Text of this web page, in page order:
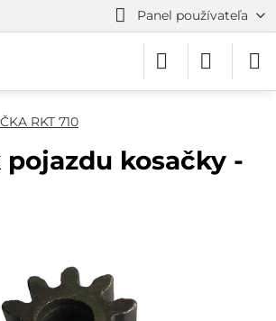
Panel používateľa
RKT 710
kosačky -